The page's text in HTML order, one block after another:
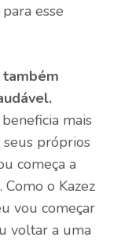
esse
mais
próprios
começa a
o Kazez
vou começar
voltar a uma